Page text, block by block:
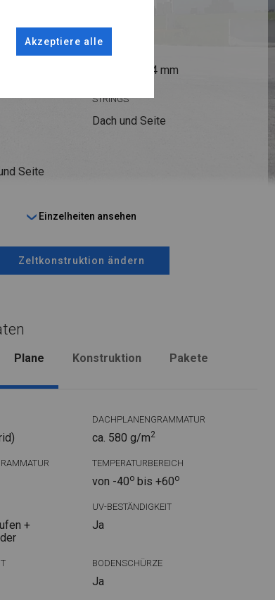
ANSCHLÜSSE
fi 54 mm
STRINGS
Dach und Seite
Seite
Einzelheiten ansehen
Zeltkonstruktion ändern
Plane Konstruktion Pakete
DACHPLANENGRAMMATUR
ca. 580 g/m2
TEMPERATURBEREICH
von -40obis +60o
+
UV-BESTÄNDIGKEIT
Ja
BODENSCHÜRZE
Ja
Akzeptiere alle